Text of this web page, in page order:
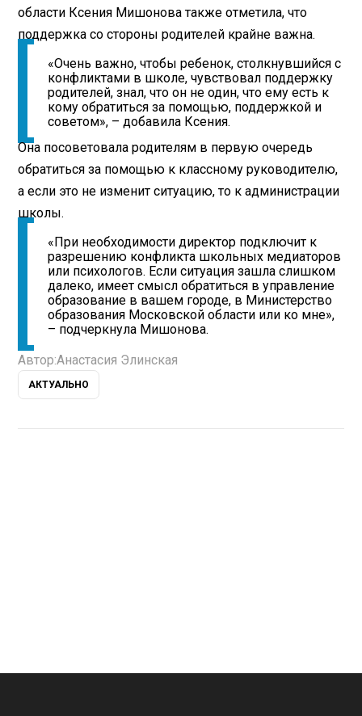
области Ксения Мишонова также отметила, что
поддержка со стороны родителей крайне важна.
«Очень важно, чтобы ребенок, столкнувшийся с
конфликтами в школе, чувствовал поддержку
родителей, знал, что он не один, что ему есть к
кому обратиться за помощью, поддержкой и
советом», – добавила Ксения.
Она посоветовала родителям в первую очередь
обратиться за помощью к классному руководителю,
а если это не изменит ситуацию, то к администрации
школы.
«При необходимости директор подключит к
разрешению конфликта школьных медиаторов
или психологов. Если ситуация зашла слишком
далеко, имеет смысл обратиться в управление
образование в вашем городе, в Министерство
образования Московской области или ко мне»,
– подчеркнула Мишонова.
Автор:Анастасия Элинская
АКТУАЛЬНО